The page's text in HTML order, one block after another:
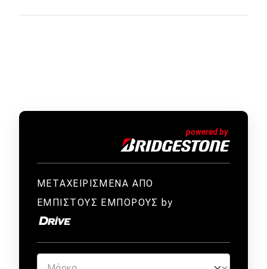
ΜΕΤΑΧΕΙΡΙΣΜΕΝΑ ΑΠΟ
ΕΜΠΙΣΤΟΥΣ ΕΜΠΟΡΟΥΣ by